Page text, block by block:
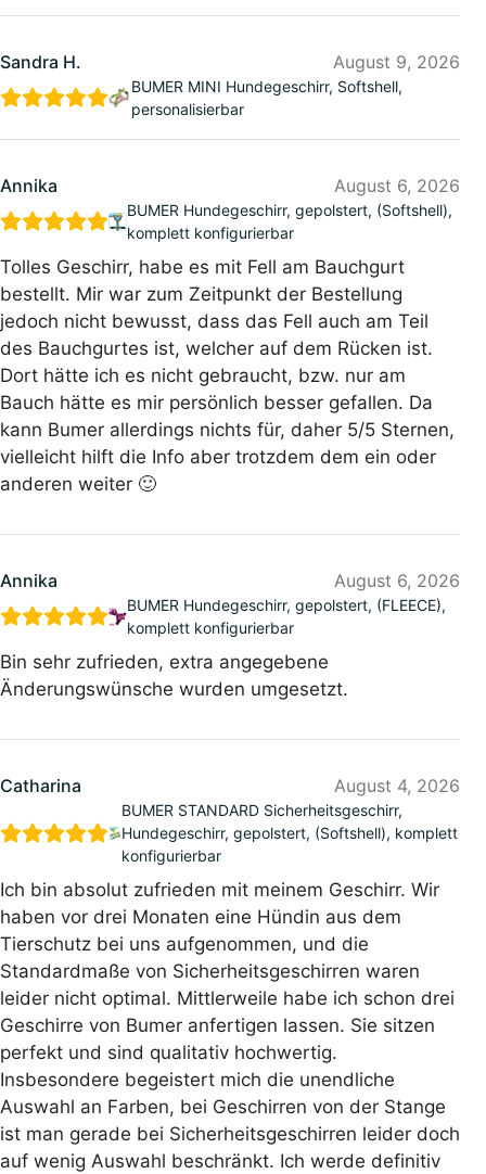
Sandra H. August 9, 2026
BUMER MINI Hundegeschirr, Softshell,
personalisierbar
Annika August 6, 2026
BUMER Hundegeschirr, gepolstert, (Softshell),
komplett konfigurierbar
Tolles Geschirr, habe es mit Fell am Bauchgurt
bestellt. Mir war zum Zeitpunkt der Bestellung
jedoch nicht bewusst, dass das Fell auch am Teil
des Bauchgurtes ist, welcher auf dem Rücken ist.
Dort hätte ich es nicht gebraucht, bzw. nur am
Bauch hätte es mir persönlich besser gefallen. Da
kann Bumer allerdings nichts für, daher 5/5 Sternen,
vielleicht hilft die Info aber trotzdem dem ein oder
anderen weiter 🙂
Annika August 6, 2026
BUMER Hundegeschirr, gepolstert, (FLEECE),
komplett konfigurierbar
Bin sehr zufrieden, extra angegebene
Änderungswünsche wurden umgesetzt.
Catharina August 4, 2026
BUMER STANDARD Sicherheitsgeschirr,
Hundegeschirr, gepolstert, (Softshell), komplett
konfigurierbar
Ich bin absolut zufrieden mit meinem Geschirr. Wir
haben vor drei Monaten eine Hündin aus dem
Tierschutz bei uns aufgenommen, und die
Standardmaße von Sicherheitsgeschirren waren
leider nicht optimal. Mittlerweile habe ich schon drei
Geschirre von Bumer anfertigen lassen. Sie sitzen
perfekt und sind qualitativ hochwertig.
Insbesondere begeistert mich die unendliche
Auswahl an Farben, bei Geschirren von der Stange
ist man gerade bei Sicherheitsgeschirren leider doch
auf wenig Auswahl beschränkt. Ich werde definitiv